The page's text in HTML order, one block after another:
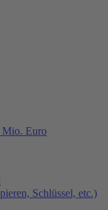
Mio. Euro
Schlüssel, etc.)